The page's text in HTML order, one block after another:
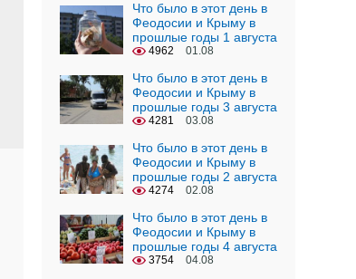
Что было в этот день в
Феодосии и Крыму в
прошлые годы 1 августа
4962 01.08
Что было в этот день в
Феодосии и Крыму в
прошлые годы 3 августа
4281 03.08
Что было в этот день в
Феодосии и Крыму в
прошлые годы 2 августа
4274 02.08
Что было в этот день в
Феодосии и Крыму в
прошлые годы 4 августа
3754 04.08